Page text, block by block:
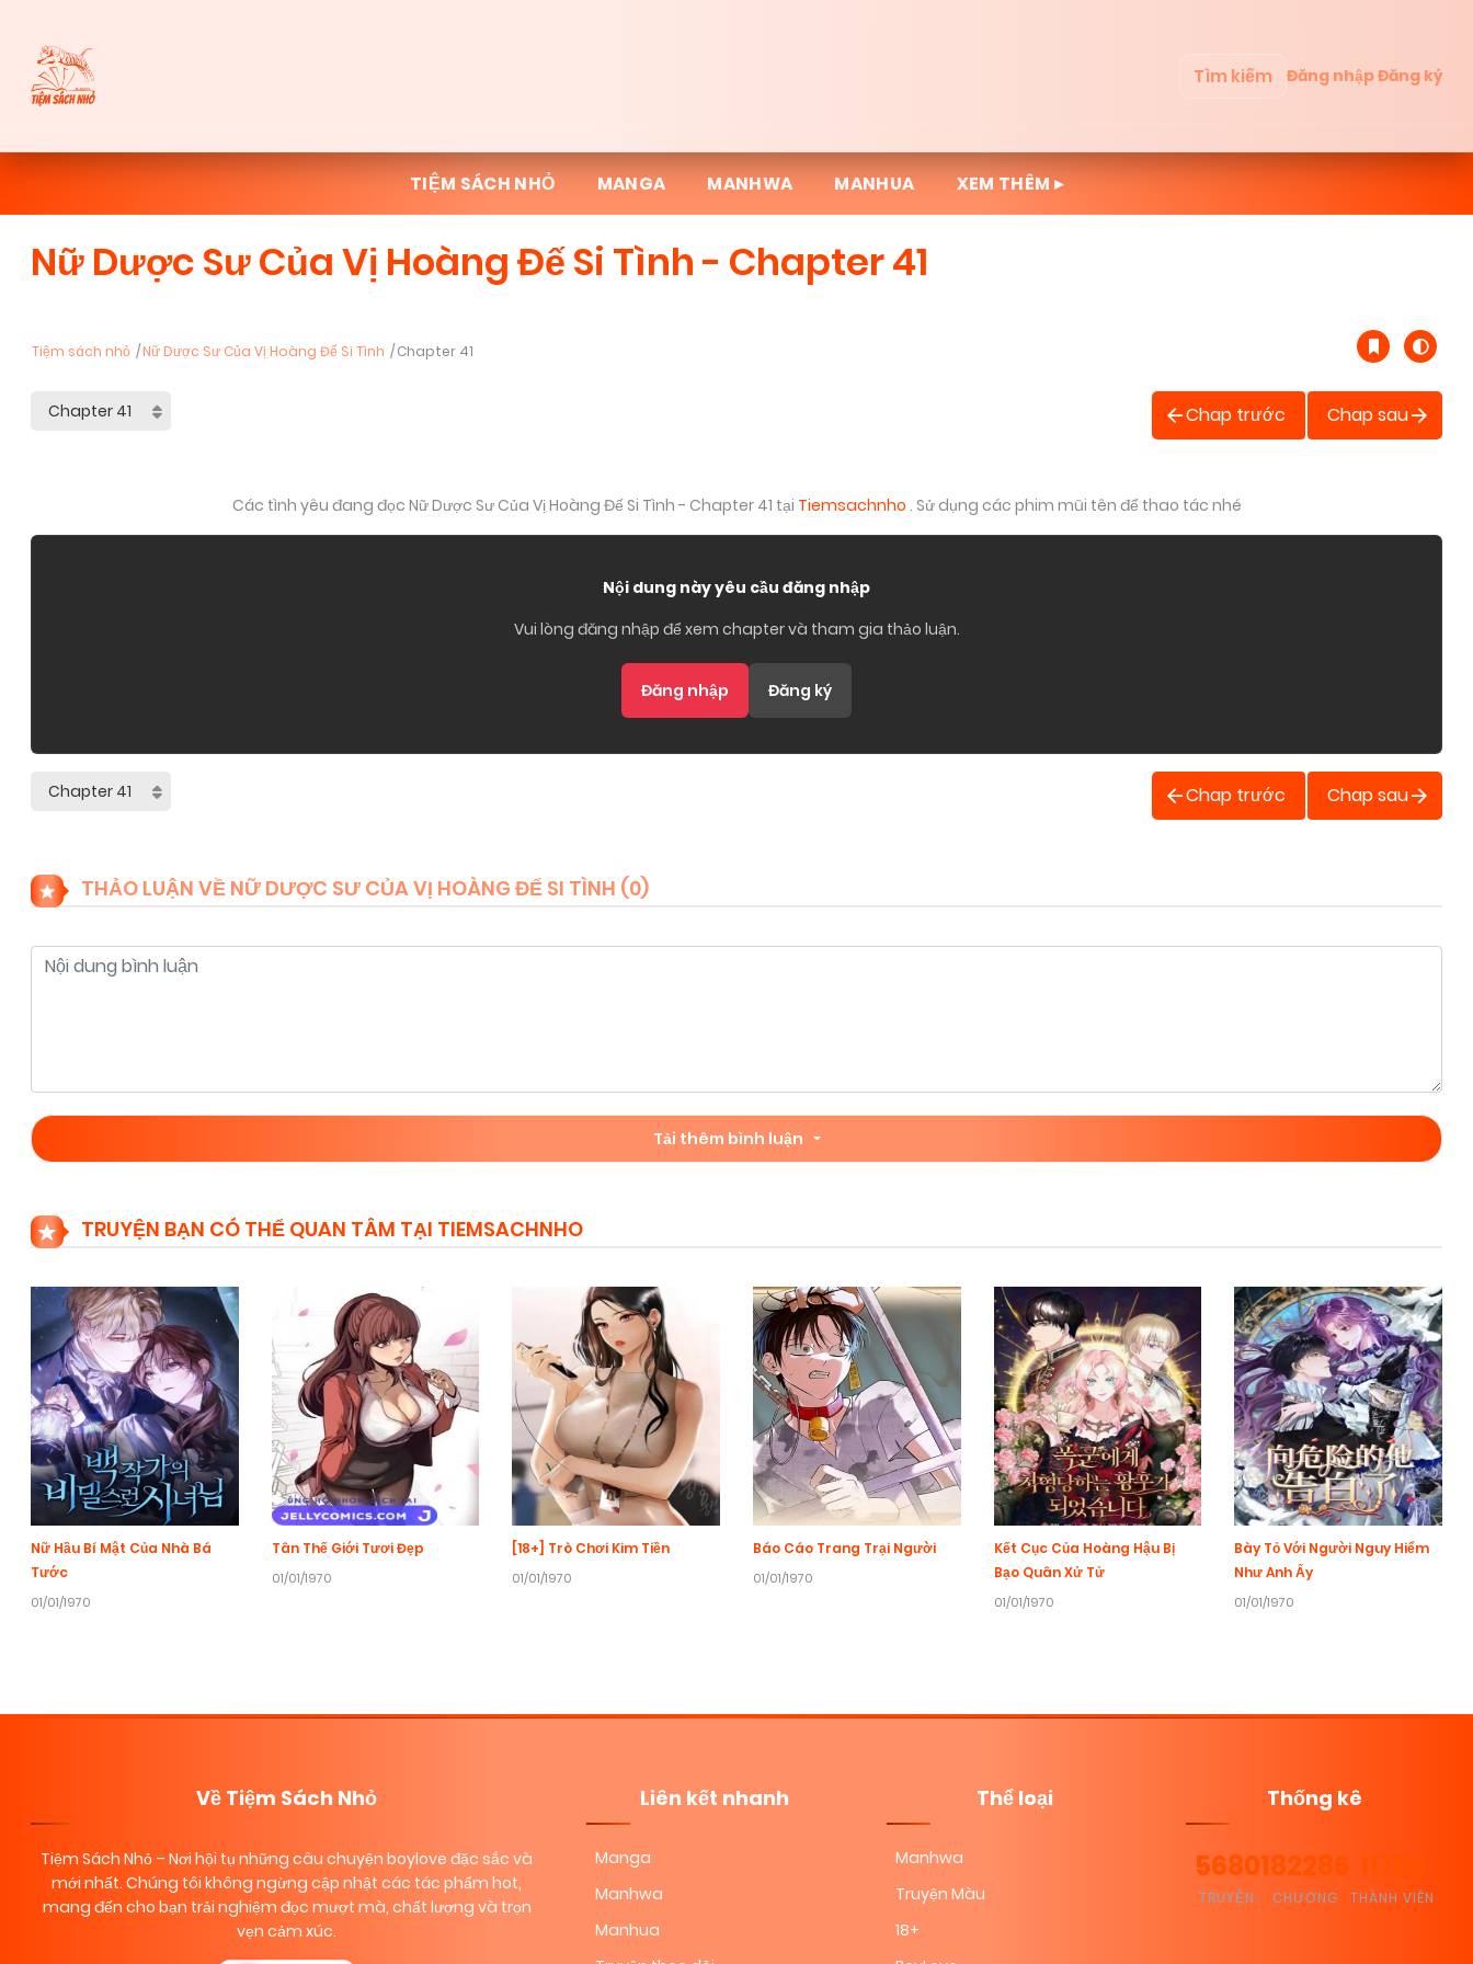
Tìm kiếm Đăng nhậpĐăng ký
TIỆM SÁCH NHỎ MANGA MANHWA MANHUA XEM THÊM ▸
Nữ Dược Sư Của Vị Hoàng Đế Si Tình - Chapter 41
Tiệm sách nhỏ Nữ Dược Sư Của Vị Hoàng Đế Si Tình Chapter 41
Chap trước Chap sau
Các tình yêu đang đọc Nữ Dược Sư Của Vị Hoàng Đế Si Tình - Chapter 41 tại Tiemsachnho . Sử dụng các phim mũi tên để thao tác nhé
Nội dung này yêu cầu đăng nhập
Vui lòng đăng nhập để xem chapter và tham gia thảo luận.
Đăng nhập Đăng ký
Chap trước Chap sau
THẢO LUẬN VỀ NỮ DƯỢC SƯ CỦA VỊ HOÀNG ĐẾ SI TÌNH (0)
Tải thêm bình luận
TRUYỆN BẠN CÓ THỂ QUAN TÂM TẠI TIEMSACHNHO
Nữ Hầu Bí Mật Của Nhà Bá
Tước
01/01/1970
Tân Thế Giới Tươi Đẹp
01/01/1970
[18+] Trò Chơi Kim Tiền
01/01/1970
Báo Cáo Trang Trại Người
01/01/1970
Kết Cục Của Hoàng Hậu Bị
Bạo Quân Xử Tử
01/01/1970
Bày Tỏ Với Người Nguy Hiểm
Như Anh Ấy
01/01/1970
Về Tiệm Sách Nhỏ
Tiệm Sách Nhỏ – Nơi hội tụ những câu chuyện boylove đặc sắc và
mới nhất. Chúng tôi không ngừng cập nhật các tác phẩm hot,
mang đến cho bạn trải nghiệm đọc mượt mà, chất lượng và trọn
vẹn cảm xúc.
Liên kết nhanh
Manga
Manhwa
Manhua
Thể loại
Manhwa
Truyện Màu
18+
Thống kê
5680
TRUYỆN
182286
CHƯƠNG THÀNH VIÊN